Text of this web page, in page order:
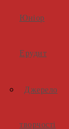
Юніор
Ерудит
Джерело
творчості